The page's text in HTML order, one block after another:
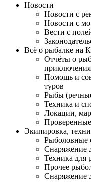
Новости
Новости с
Новости с
Вести с
Всё о рыбалке на
Отчёты о
Помощь и
туров
Рыбы
Техника и
Локации,
Экипировка,
Рыболовные
Снаряжение
Техника для
Прочее
Снаряжение